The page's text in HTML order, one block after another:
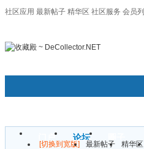
社区应用 最新帖子 精华区 社区服务 会员
门户 论坛
[切换到宽版] 最新帖子 精华区